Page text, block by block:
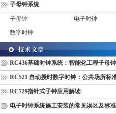
子母钟系统
子母钟
电子时钟
数字时钟
RC729指针式子钟应用解读